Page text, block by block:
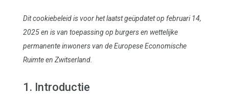
Dit cookiebeleid is voor het laatst geüpdatet op februari 14,
2025 en is van toepassing op burgers en wettelijke
permanente inwoners van de Europese Economische
Ruimte en Zwitserland.
1. Introductie